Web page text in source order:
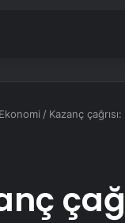
Ekonomi / Kazanç